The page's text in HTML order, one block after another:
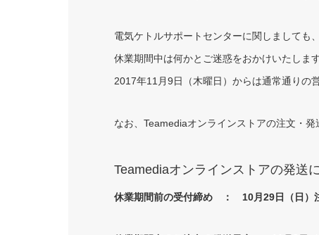
電気ケトルサポートセンターに関しましても
休業期間中は何かとご迷惑をおかけいたしま
2017年11月9日（木曜日）からは通常通りの
なお、Teamediaオンラインストアの注文・
Teamediaオンラインストアの発送
休業期間前の受付締め ： 10月29日（日）